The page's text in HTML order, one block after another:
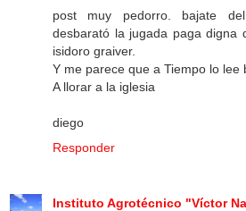
post muy pedorro. bajate
desbarató la jugada paga digna
isidoro graiver.
Y me parece que a Tiempo lo lee
A llorar a la iglesia
diego
Responder
Instituto Agrotécnico "Víctor